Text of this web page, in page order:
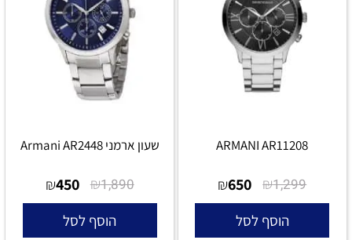
ARMANI AR11208
₪1,299
₪650
הוסף לסל
שעון ארמני Armani AR2448
₪1,890
₪450
הוסף לסל